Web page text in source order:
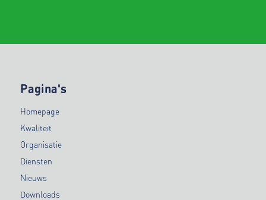
Pagina's
Homepage
Kwaliteit
Organisatie
Diensten
Nieuws
Downloads